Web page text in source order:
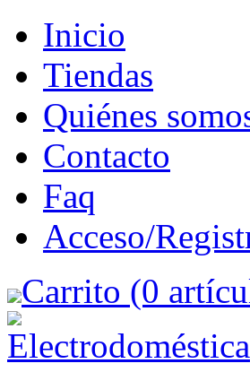
Inicio
Tiendas
Quiénes
Contacto
Faq
Acceso/
Carrito (0